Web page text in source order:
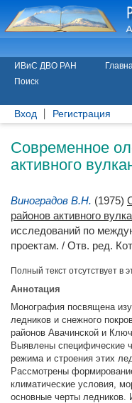
ИВиС ДВО РАН
Поиск
Вход Регистрация
Современное
активного
Виноградов В.Н. (1975)
районов активного
исследований по
проектам. / Отв. ред.
Полный текст отсутствует в
Аннотация
Монография посвящена
ледников и снежного
районов Авачинской и
Выявлены специфические
режима и строения этих
Рассмотрены
климатические условия,
основные черты ледников.